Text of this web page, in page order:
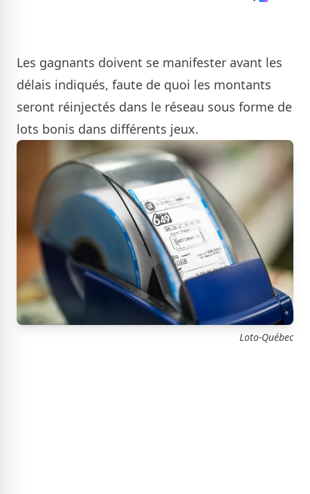
Les gagnants doivent se manifester avant les
délais indiqués, faute de quoi les montants
seront réinjectés dans le réseau sous forme de
lots bonis dans différents jeux.
Loto-Québec